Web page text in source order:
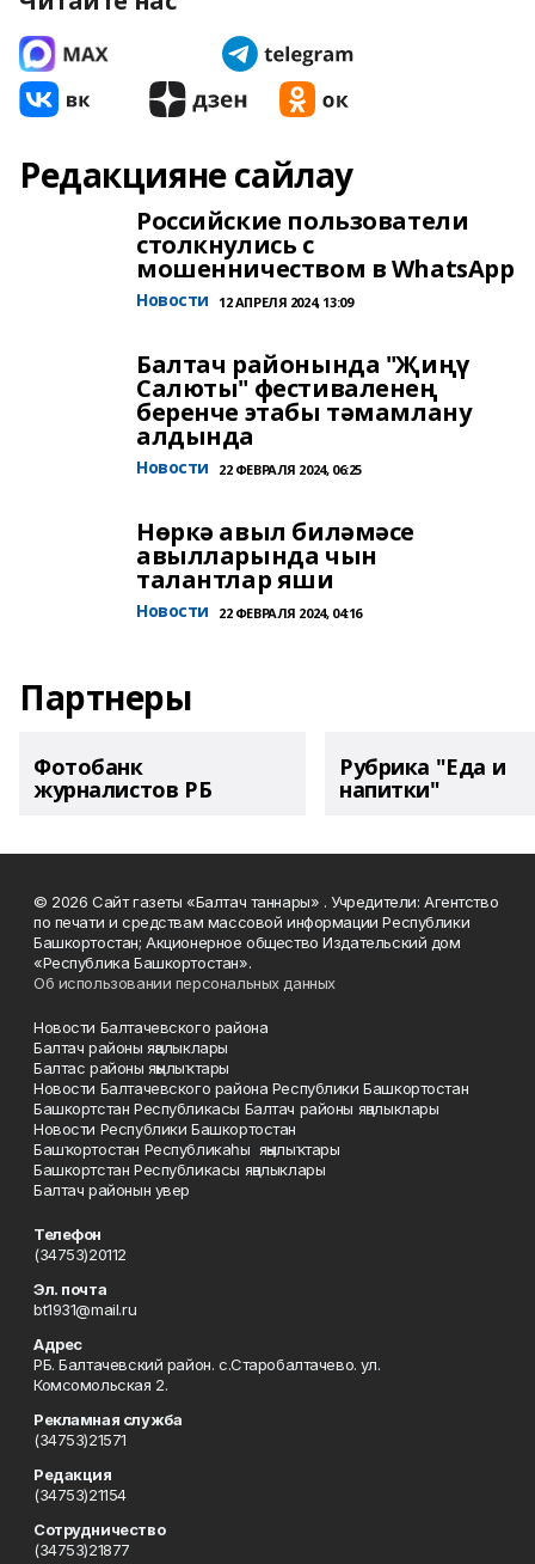
Редакцияне сайлау
Российские пользователи
столкнулись с
мошенничеством в WhatsApp
Новости 12 АПРЕЛЯ 2024, 13:09
Балтач районында "Җиңү
Салюты" фестиваленең
беренче этабы тәмамлану
алдында
Новости 22 ФЕВРАЛЯ 2024, 06:25
Нөркә авыл биләмәсе
авылларында чын
талантлар яши
Новости 22 ФЕВРАЛЯ 2024, 04:16
Партнеры
Фотобанк
журналистов РБ
Рубрика "Еда и
напитки"
© 2026 Сайт газеты «Балтач таннары» . Учредители: Агентство
по печати и средствам массовой информации Республики
Башкортостан; Акционерное общество Издательский дом
«Республика Башкортостан».
Об использовании персональных данных
Новости Балтачевского района
Балтач районы яңалыклары
Балтас районы яңылыҡтары
Новости Балтачевского района Республики Башкортостан
Башкортстан Республикасы Балтач районы яңалыклары
Новости Республики Башкортостан
Башҡортостан Республикаһы яңылыҡтары
Башкортстан Республикасы яңалыклары
Балтач районын увер
Телефон
(34753)20112
Эл. почта
bt1931@mail.ru
Адрес
РБ. Балтачевский район. с.Старобалтачево. ул.
Комсомольская 2.
Рекламная служба
(34753)21571
Редакция
(34753)21154
Сотрудничество
(34753)21877